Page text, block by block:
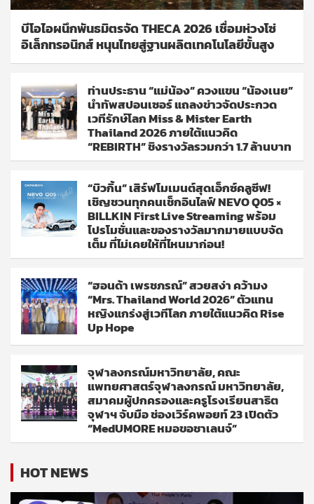
บีโอไอผนึกพันธมิตรจัด THECA 2026 เชื่อมห่วงโซ่
อิเล็กทรอนิกส์ หนุนไทยสู่ฐานผลิตเทคโนโลยีขั้นสูง
ท่านประธาน “แม่น้อง” ควงแขน “น้องเนย”
นำทัพสปอนเซอร์ แถลงข่าวจัดประกวด
เวทีรักษ์โลก Miss & Mister Earth
Thailand 2026 ภายใต้แนวคิด
“REBIRTH” ชิงรางวัลรวมกว่า 1.7 ล้านบาท
“บิวกิ้น” เสิร์ฟโมเมนต์สุดเอ็กซ์คลูซีฟ!
เชิญชวนทุกคนเช็กอินไลฟ์ NEVO Q05 ×
BILLKIN First Live Streaming พร้อม
โปรโมชั่นและของรางวัลมากมายแบบจัด
เต็ม ที่ไม่เคยให้ที่ไหนมาก่อน!
“ฮอนด้า เพรชภรณ์” สวยสง่า คว้ามง
“Mrs. Thailand World 2026” ตัวแทน
หญิงแกร่งสู่เวทีโลก ภายใต้แนวคิด Rise
Up Hope
จุฬาลงกรณ์มหาวิทยาลัย, คณะ
แพทยศาสตร์จุฬาลงกรณ์ มหาวิทยาลัย,
สมาคมผู้ปกครองและครูโรงเรียนสาธิต
จุฬาฯ จับมือ ช่องเวิร์คพอยท์ 23 เปิดตัว
“MedUMORE หมอขอชาเลนจ์”
HOT NEWS